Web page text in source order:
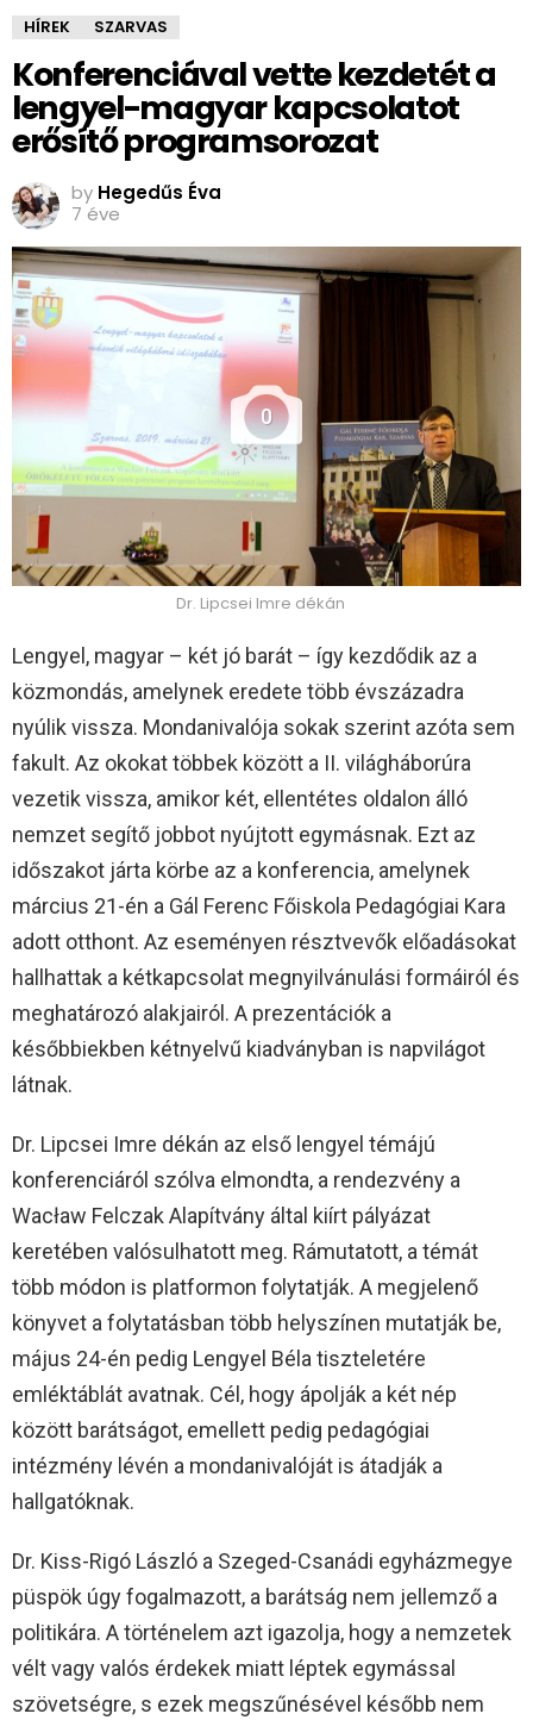
HÍREK SZARVAS
Konferenciával vette kezdetét a
lengyel-magyar kapcsolatot
erősítő programsorozat
by Hegedűs Éva
7 éve
0
Dr. Lipcsei Imre dékán
Lengyel, magyar – két jó barát – így kezdődik az a
közmondás, amelynek eredete több évszázadra
nyúlik vissza. Mondanivalója sokak szerint azóta sem
fakult. Az okokat többek között a II. világháborúra
vezetik vissza, amikor két, ellentétes oldalon álló
nemzet segítő jobbot nyújtott egymásnak. Ezt az
időszakot járta körbe az a konferencia, amelynek
március 21-én a Gál Ferenc Főiskola Pedagógiai Kara
adott otthont. Az eseményen résztvevők előadásokat
hallhattak a kétkapcsolat megnyilvánulási formáiról és
meghatározó alakjairól. A prezentációk a
későbbiekben kétnyelvű kiadványban is napvilágot
látnak.
Dr. Lipcsei Imre dékán az első lengyel témájú
konferenciáról szólva elmondta, a rendezvény a
Wacław Felczak Alapítvány által kiírt pályázat
keretében valósulhatott meg. Rámutatott, a témát
több módon is platformon folytatják. A megjelenő
könyvet a folytatásban több helyszínen mutatják be,
május 24-én pedig Lengyel Béla tiszteletére
emléktáblát avatnak. Cél, hogy ápolják a két nép
között barátságot, emellett pedig pedagógiai
intézmény lévén a mondanivalóját is átadják a
hallgatóknak.
Dr. Kiss-Rigó László a Szeged-Csanádi egyházmegye
püspök úgy fogalmazott, a barátság nem jellemző a
politikára. A történelem azt igazolja, hogy a nemzetek
vélt vagy valós érdekek miatt léptek egymással
szövetségre, s ezek megszűnésével később nem